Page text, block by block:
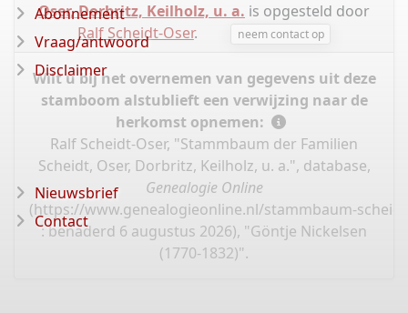
Oser, Dorbritz, Keilholz, u. a. is opgesteld door
Ralf Scheidt-Oser. neem contact op
Wilt u bij het overnemen van gegevens uit deze
stamboom alstublieft een verwijzing naar de
herkomst opnemen:
Ralf Scheidt-Oser, "Stammbaum der Familien
Scheidt, Oser, Dorbritz, Keilholz, u. a.", database,
Genealogie Online
(https://www.genealogieonline.nl/stammbaum-
: benaderd 6 augustus 2026), "Göntje Nickelsen
(1770-1832)".
Abonnement
Vraag/antwoord
Disclaimer
Nieuwsbrief
Contact